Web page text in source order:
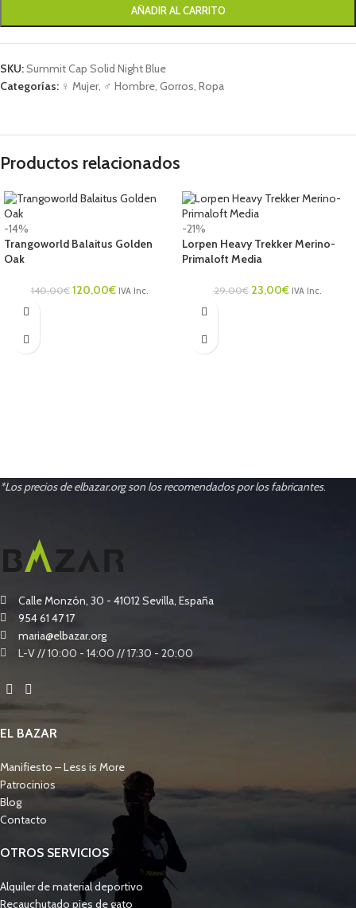
AÑADIR AL CARRITO
SKU:Summit Cap Solid Night Blue
Categorías: ♀ Mujer, ♂ Hombre, Gorros, Ropa
Productos relacionados
-14%
Trangoworld Balaitus Golden
Oak
140,00€ 120,00€ IVA Inc.
-21%
Lorpen Heavy Trekker Merino-
Primaloft Media
29,00€ 23,00€ IVA Inc.
*Los precios de elbazar.org son los recomendados por los fabricantes.
Calle Monzón, 30 - 41012 Sevilla, España
954 61 47 17
maria@elbazar.org
L-V // 10:00 - 14:00 // 17:30 - 20:00
EL BAZAR
Manifiesto – Less is More
Patrocinios
Blog
Contacto
OTROS SERVICIOS
Alquiler de material deportivo
Recauchutado pies de gato